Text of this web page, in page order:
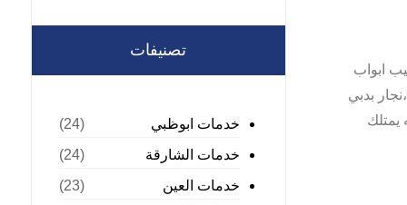
تركيب ابواب
بدبي
تصنيفات
خدمات ابوظبي
(24)
خدمات الشارقة
(24)
خدمات العين
(23)